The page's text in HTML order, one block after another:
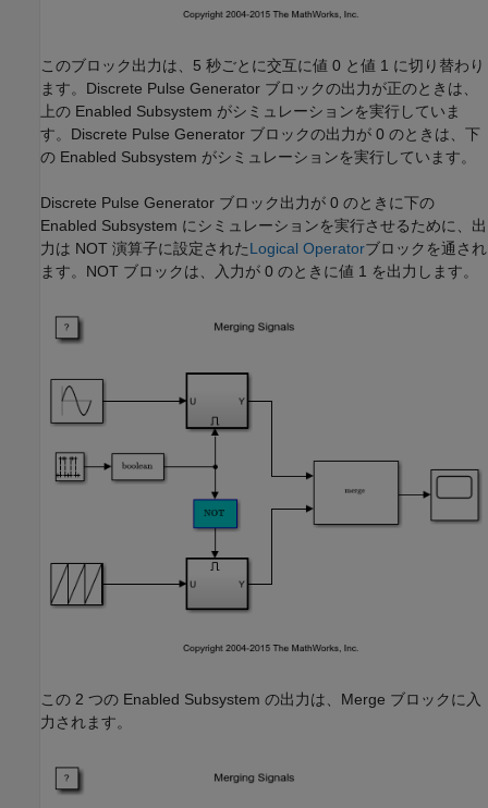
このブロック出力は、5 秒ごとに交互に値 0 と値 1 に切り替わり
ます。Discrete Pulse Generator ブロックの出力が正のときは、
上の Enabled Subsystem がシミュレーションを実行していま
す。Discrete Pulse Generator ブロックの出力が 0 のときは、下
の Enabled Subsystem がシミュレーションを実行しています。
Discrete Pulse Generator ブロック出力が 0 のときに下の
Enabled Subsystem にシミュレーションを実行させるために、出
力は NOT 演算子に設定されたLogical Operatorブロックを通され
ます。NOT ブロックは、入力が 0 のときに値 1 を出力します。
この 2 つの Enabled Subsystem の出力は、Merge ブロックに入
力されます。